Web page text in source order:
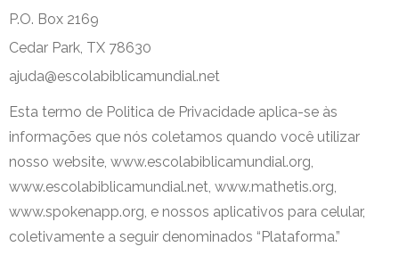
P.O. Box 2169
Cedar Park, TX 78630
ajuda@escolabiblicamundial.net
Esta termo de Politica de Privacidade aplica-se às
informações que nós coletamos quando você utilizar
nosso website, www.escolabiblicamundial.org,
www.escolabiblicamundial.net, www.mathetis.org,
www.spokenapp.org, e nossos aplicativos para celular,
coletivamente a seguir denominados “Plataforma.”